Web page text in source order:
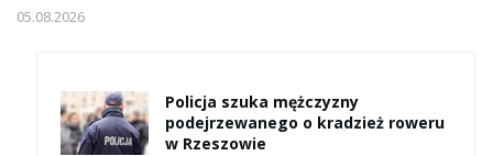
05.08.2026
Policja szuka mężczyzny
podejrzewanego o kradzież roweru
w Rzeszowie